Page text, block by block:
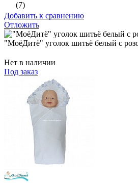
(7)
Добавить к сравнению
Отложить
"МоёДитё" уголок шитьё белый с
Нет в наличии
Под заказ